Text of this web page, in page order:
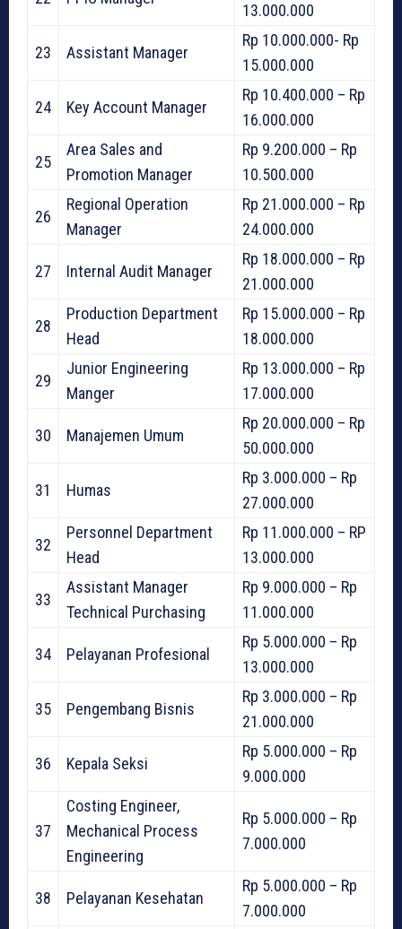
13.000.000
23 Assistant Manager
Rp 10.000.000- Rp
15.000.000
24 Key Account Manager
Rp 10.400.000 – Rp
16.000.000
25
Area Sales and
Promotion Manager
Rp 9.200.000 – Rp
10.500.000
26
Regional Operation
Manager
Rp 21.000.000 – Rp
24.000.000
27 Internal Audit Manager
Rp 18.000.000 – Rp
21.000.000
28
Production Department
Head
Rp 15.000.000 – Rp
18.000.000
29
Junior Engineering
Manger
Rp 13.000.000 – Rp
17.000.000
30 Manajemen Umum
Rp 20.000.000 – Rp
50.000.000
31 Humas
Rp 3.000.000 – Rp
27.000.000
32
Personnel Department
Head
Rp 11.000.000 – RP
13.000.000
33
Assistant Manager
Technical Purchasing
Rp 9.000.000 – Rp
11.000.000
34 Pelayanan Profesional
Rp 5.000.000 – Rp
13.000.000
35 Pengembang Bisnis
Rp 3.000.000 – Rp
21.000.000
36 Kepala Seksi
Rp 5.000.000 – Rp
9.000.000
37
Costing Engineer,
Mechanical Process
Engineering
Rp 5.000.000 – Rp
7.000.000
38 Pelayanan Kesehatan
Rp 5.000.000 – Rp
7.000.000